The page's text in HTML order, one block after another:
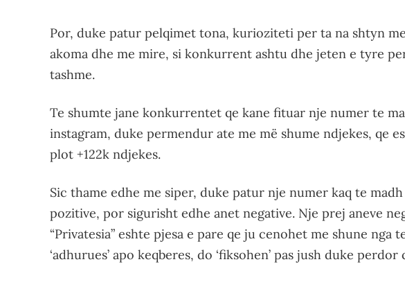
Por, duke patur pelqimet tona, kurioziteti per ta na shtyn
akoma dhe me mire, si konkurrent ashtu dhe jeten e tyre
tashme.
Te shumte jane konkurrentet qe kane fituar nje numer te
instagram, duke permendur ate me më shume ndjekes, qe
plot +122k ndjekes.
Sic thame edhe me siper, duke patur nje numer kaq te
pozitive, por sigurisht edhe anet negative. Nje prej aneve
“Privatesia” eshte pjesa e pare qe ju cenohet me shune nga
‘adhurues’ apo keqberes, do ‘fiksohen’ pas jush duke